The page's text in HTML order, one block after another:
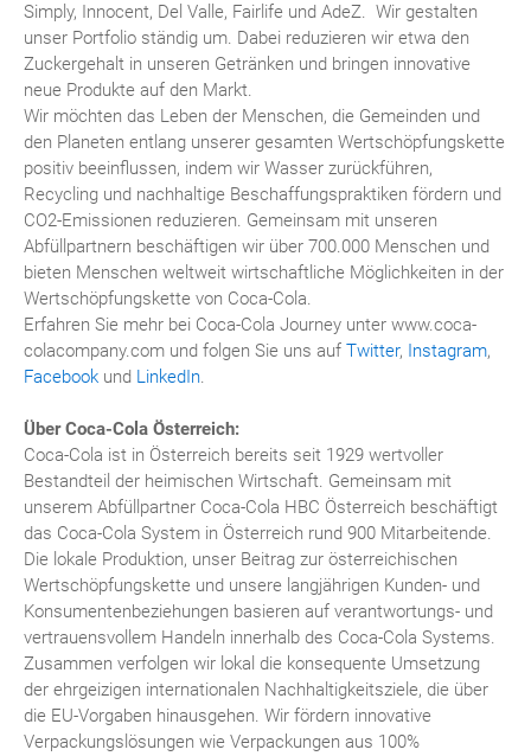
Simply, Innocent, Del Valle, Fairlife und AdeZ. Wir gestalten
unser Portfolio ständig um. Dabei reduzieren wir etwa den
Zuckergehalt in unseren Getränken und bringen innovative
neue Produkte auf den Markt.
Wir möchten das Leben der Menschen, die Gemeinden und
den Planeten entlang unserer gesamten Wertschöpfungskette
positiv beeinflussen, indem wir Wasser zurückführen,
Recycling und nachhaltige Beschaffungspraktiken fördern und
CO2-Emissionen reduzieren. Gemeinsam mit unseren
Abfüllpartnern beschäftigen wir über 700.000 Menschen und
bieten Menschen weltweit wirtschaftliche Möglichkeiten in der
Wertschöpfungskette von Coca-Cola.
Erfahren Sie mehr bei Coca-Cola Journey unter www.coca-
colacompany.com und folgen Sie uns auf Twitter, Instagram,
Facebook und LinkedIn.
Über Coca-Cola Österreich:
Coca-Cola ist in Österreich bereits seit 1929 wertvoller
Bestandteil der heimischen Wirtschaft. Gemeinsam mit
unserem Abfüllpartner Coca-Cola HBC Österreich beschäftigt
das Coca-Cola System in Österreich rund 900 Mitarbeitende.
Die lokale Produktion, unser Beitrag zur österreichischen
Wertschöpfungskette und unsere langjährigen Kunden- und
Konsumentenbeziehungen basieren auf verantwortungs- und
vertrauensvollem Handeln innerhalb des Coca-Cola Systems.
Zusammen verfolgen wir lokal die konsequente Umsetzung
der ehrgeizigen internationalen Nachhaltigkeitsziele, die über
die EU-Vorgaben hinausgehen. Wir fördern innovative
Verpackungslösungen wie Verpackungen aus 100%